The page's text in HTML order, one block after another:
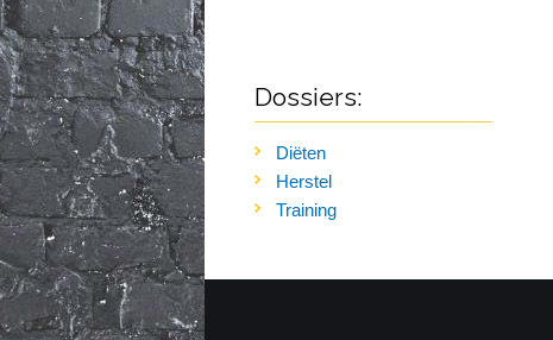
Dossiers:
Diëten
Herstel
Training